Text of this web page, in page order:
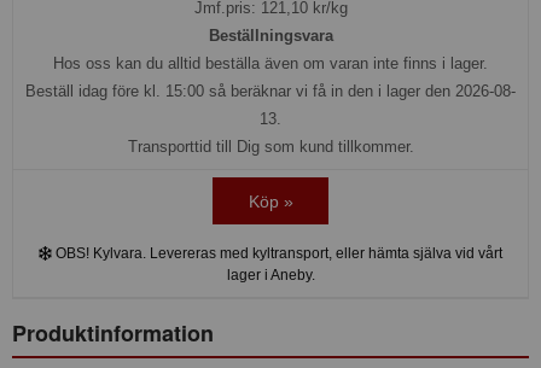
Jmf.pris: 121,10kr/kg
Beställningsvara
Hos oss kan du alltid beställa även om varan inte finns i lager.
Beställ idag före kl. 15:00 så beräknar vi få in den i lager den 2026-08-
13.
Transporttid till Dig som kund tillkommer.
Köp »
OBS! Kylvara. Levereras med kyltransport, eller hämta själva vid vårt
lager i Aneby.
Produktinformation